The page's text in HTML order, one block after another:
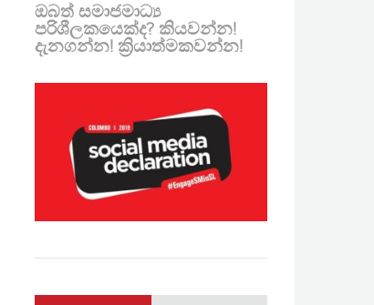
ඔබත් සමාජමාධ්‍ය
පරිශීලකයෙක්ද? කියවන්න!
දැනගන්න! ක්‍රියාත්මකවන්න!